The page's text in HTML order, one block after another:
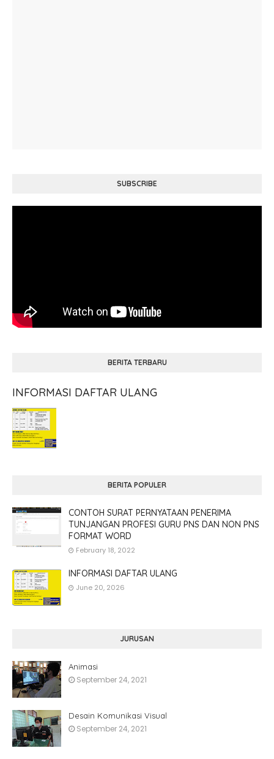
SUBSCRIBE
BERITA TERBARU
INFORMASI DAFTAR ULANG
BERITA POPULER
CONTOH SURAT PERNYATAAN PENERIMA
TUNJANGAN PROFESI GURU PNS DAN NON PNS
FORMAT WORD
February 18, 2022
INFORMASI DAFTAR ULANG
June 20, 2026
JURUSAN
Animasi
September 24, 2021
Desain Komunikasi Visual
September 24, 2021